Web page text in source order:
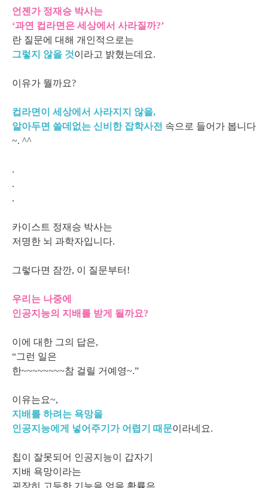
언젠가 정재승 박사는
‘과연 컵라면은 세상에서 사라질까?’
란 질문에 대해 개인적으로는
그렇지 않을 것이라고 밝혔는데요.
이유가 뭘까요?
컵라면이 세상에서 사라지지 않을,
알아두면 쓸데없는 신비한 잡학사전 속으로 들어가 봅니다
~. ^^
.
.
.
카이스트 정재승 박사는
저명한 뇌 과학자입니다.
그렇다면 잠깐, 이 질문부터!
우리는 나중에
인공지능의 지배를 받게 될까요?
이에 대한 그의 답은,
“그런 일은
한~~~~~~~~참 걸릴 거예영~.”
이유는요~,
지배를 하려는 욕망을
인공지능에게 넣어주기가 어렵기 때문이라네요.
칩이 잘못되어 인공지능이 갑자기
지배 욕망이라는
굉장히 고등한 기능을 얻을 확률은